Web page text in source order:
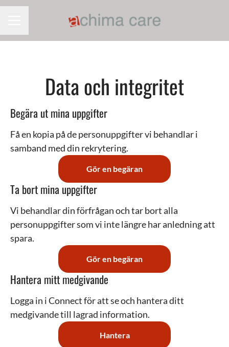
Data och integritet
Begära ut mina uppgifter
Få en kopia på de personuppgifter vi behandlar i
samband med din rekrytering.
Gör en begäran
Ta bort mina uppgifter
Vi behandlar din förfrågan och tar bort alla
personuppgifter som vi inte längre har anledning att
spara.
Gör en begäran
Hantera mitt medgivande
Logga in i Connect för att se och hantera ditt
medgivande till lagrad information.
Hantera